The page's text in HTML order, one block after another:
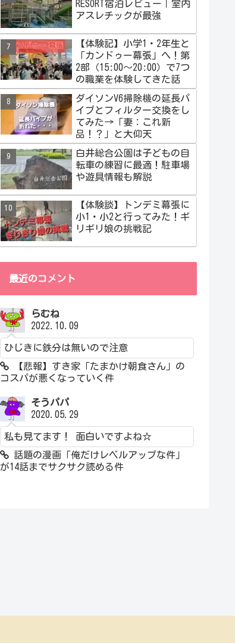
RESORT宿泊レビュー｜室内
アスレチックが最強
【体験記】小学1・2年生と
「カンドゥー幕張」へ！第
2部（15:00〜20:00）で7つ
の職業を体験してきた話
ダイソンV6掃除機の延長パ
イプとフィルター交換をし
てみた→「妻：これ新
品！？」と大仰天
白井総合公園は子どもの自
転車の練習に最適！駐車場
や遊具情報も解説
【体験談】トンデミ幕張に
小1・小2と行ってみた！ギ
リギリ娘の挑戦記
最近のコメント
らむね
2022.10.09
ひじきに鉄分は無いので注意
【悲報】すき家「たまかけ朝食さん」の
コスパが悪くなっていく件
そうパパ
2020.05.29
私も見てます！ 面白いですよね☆
話題の漫画「俺だけレベルアップな件」
が14話までサクサク読める件